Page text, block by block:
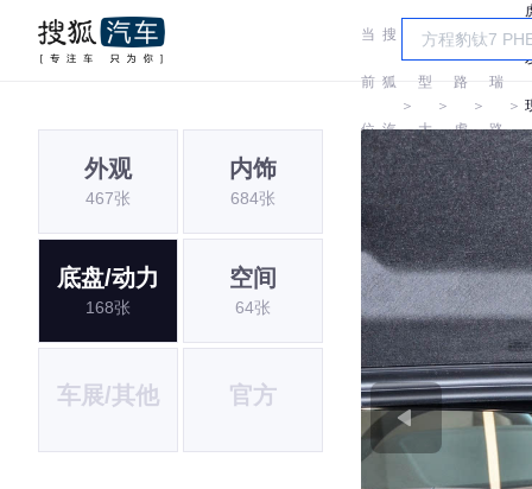
当
前
位
置:
搜
狐
汽
车
＞
车
型
大
全
＞
路
虎
＞
奇
瑞
路
虎
＞
外观
467张
内饰
684张
底盘/动力
168张
空间
64张
车展/其他 官方